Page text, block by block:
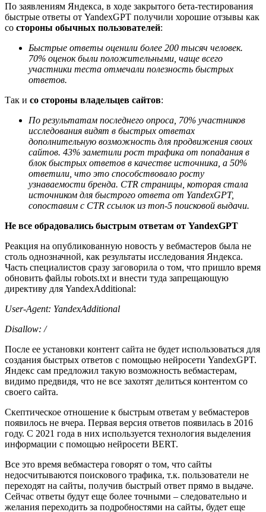
По заявлениям Яндекса, в ходе закрытого бета-тестирования
быстрые ответы от YandexGPT получили хорошие отзывы как
со стороны обычных пользователей:
Быстрые ответы оценили более 200 тысяч человек.
70% оценок были положительными, чаще всего
участники теста отмечали полезность быстрых
ответов.
Так и со стороны владельцев сайтов:
По результатам последнего опроса, 70% участников
исследования видят в быстрых ответах
дополнительную возможность для продвижения своих
сайтов. 43% заметили рост трафика от попадания в
блок быстрых ответов в качестве источника, а 50%
ответили, что это способствовало росту
узнаваемости бренда. CTR страницы, которая стала
источником для быстрого ответа от YandexGPT,
сопоставим с CTR ссылок из топ-5 поисковой выдачи.
Не все обрадовались быстрым ответам от YandexGPT
Реакция на опубликованную новость у вебмастеров была не
столь однозначной, как результаты исследования Яндекса.
Часть специалистов сразу заговорила о том, что пришло время
обновить файлы robots.txt и внести туда запрещающую
директиву для YandexAdditional:
User-Agent: YandexAdditional
Disallow: /
После ее установки контент сайта не будет использоваться для
создания быстрых ответов с помощью нейросети YandexGPT.
Яндекс сам предложил такую возможность вебмастерам,
видимо предвидя, что не все захотят делиться контентом со
своего сайта.
Скептическое отношение к быстрым ответам у вебмастеров
появилось не вчера. Первая версия ответов появилась в 2016
году. С 2021 года в них используется технология выделения
информации с помощью нейросети BERT.
Все это время вебмастера говорят о том, что сайты
недосчитываются поискового трафика, т.к. пользователи не
переходят на сайты, получив быстрый ответ прямо в выдаче.
Сейчас ответы будут еще более точными – следовательно и
желания переходить за подробностями на сайты, будет еще